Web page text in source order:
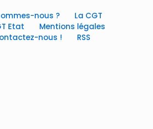
nous ?
La CGT
Etat
Mentions légales
nous !
RSS